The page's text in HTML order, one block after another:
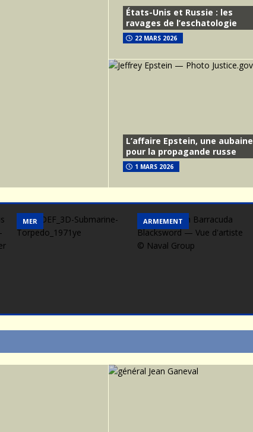
États-Unis et Russie : les
ravages de l’eschatologie
22 MARS 2026
L’affaire Epstein, une aubaine
pour la propagande russe
1 MARS 2026
MER ARMEMENT